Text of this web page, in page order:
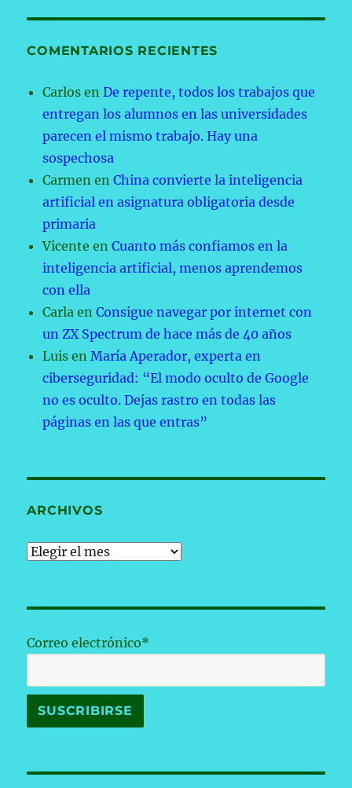
COMENTARIOS RECIENTES
Carlos enDe repente, todos los trabajos que
entregan los alumnos en las universidades
parecen el mismo trabajo. Hay una
sospechosa
Carmen enChina convierte la inteligencia
artificial en asignatura obligatoria desde
primaria
Vicente enCuanto más confiamos en la
inteligencia artificial, menos aprendemos
con ella
Carla enConsigue navegar por internet con
un ZX Spectrum de hace más de 40 años
Luis enMaría Aperador, experta en
ciberseguridad: “El modo oculto de Google
no es oculto. Dejas rastro en todas las
páginas en las que entras”
ARCHIVOS
Archivos
Correo electrónico*